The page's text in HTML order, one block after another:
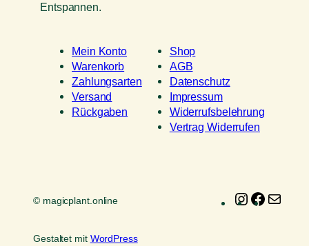
Entspannen.
Mein Konto
Warenkorb
Zahlungsarten
Versand
Rückgaben
Shop
AGB
Datenschutz
Impressum
Widerrufsbelehrung
Vertrag Widerrufen
© magicplant.online Instagram
Gestaltet mit WordPress